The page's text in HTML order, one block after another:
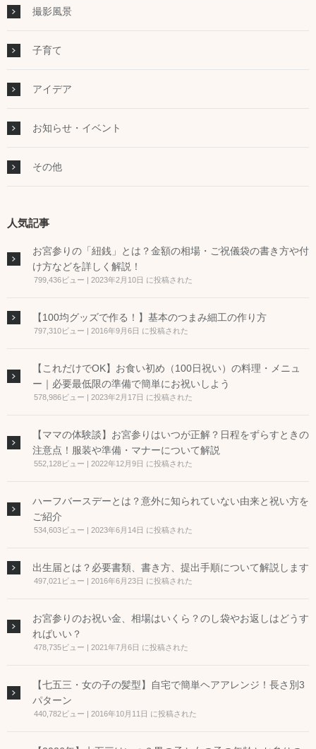
撮影風景
子育て
アイデア
お知らせ・イベント
その他
人気記事
お宮参りの「紐銭」とは？金額の相場・ご祝儀袋の書き方や付
け方などを詳しく解説！
799,436ビュー | 2023年2月10日 に投稿された
【100均グッズで作る！】基本のつまみ細工の作り方
797,310ビュー | 2016年9月6日 に投稿された
【これだけでOK】お食い初め（100日祝い）の料理・メニュ
ー｜必要最低限の準備で簡単にお祝いしよう
578,986ビュー | 2023年2月17日 に投稿された
【ママの体験談】お宮参りはいつが正解？日程をずらすときの
注意点！服装や準備・マナーについて解説
552,128ビュー | 2022年12月9日 に投稿された
ハーフバースデーとは？意外に知られていない由来と祝い方を
ご紹介
534,603ビュー | 2023年6月14日 に投稿された
出生届とは？必要書類、書き方、提出手順について解説します
497,021ビュー | 2016年6月23日 に投稿された
お宮参りのお祝い金、相場はいくら？のし袋やお返しはどうす
ればいい？
478,735ビュー | 2021年7月6日 に投稿された
【七五三・女の子の髪型】自宅で簡単ヘアアレンジ！長さ別3
パターン
440,782ビュー | 2016年10月11日 に投稿された